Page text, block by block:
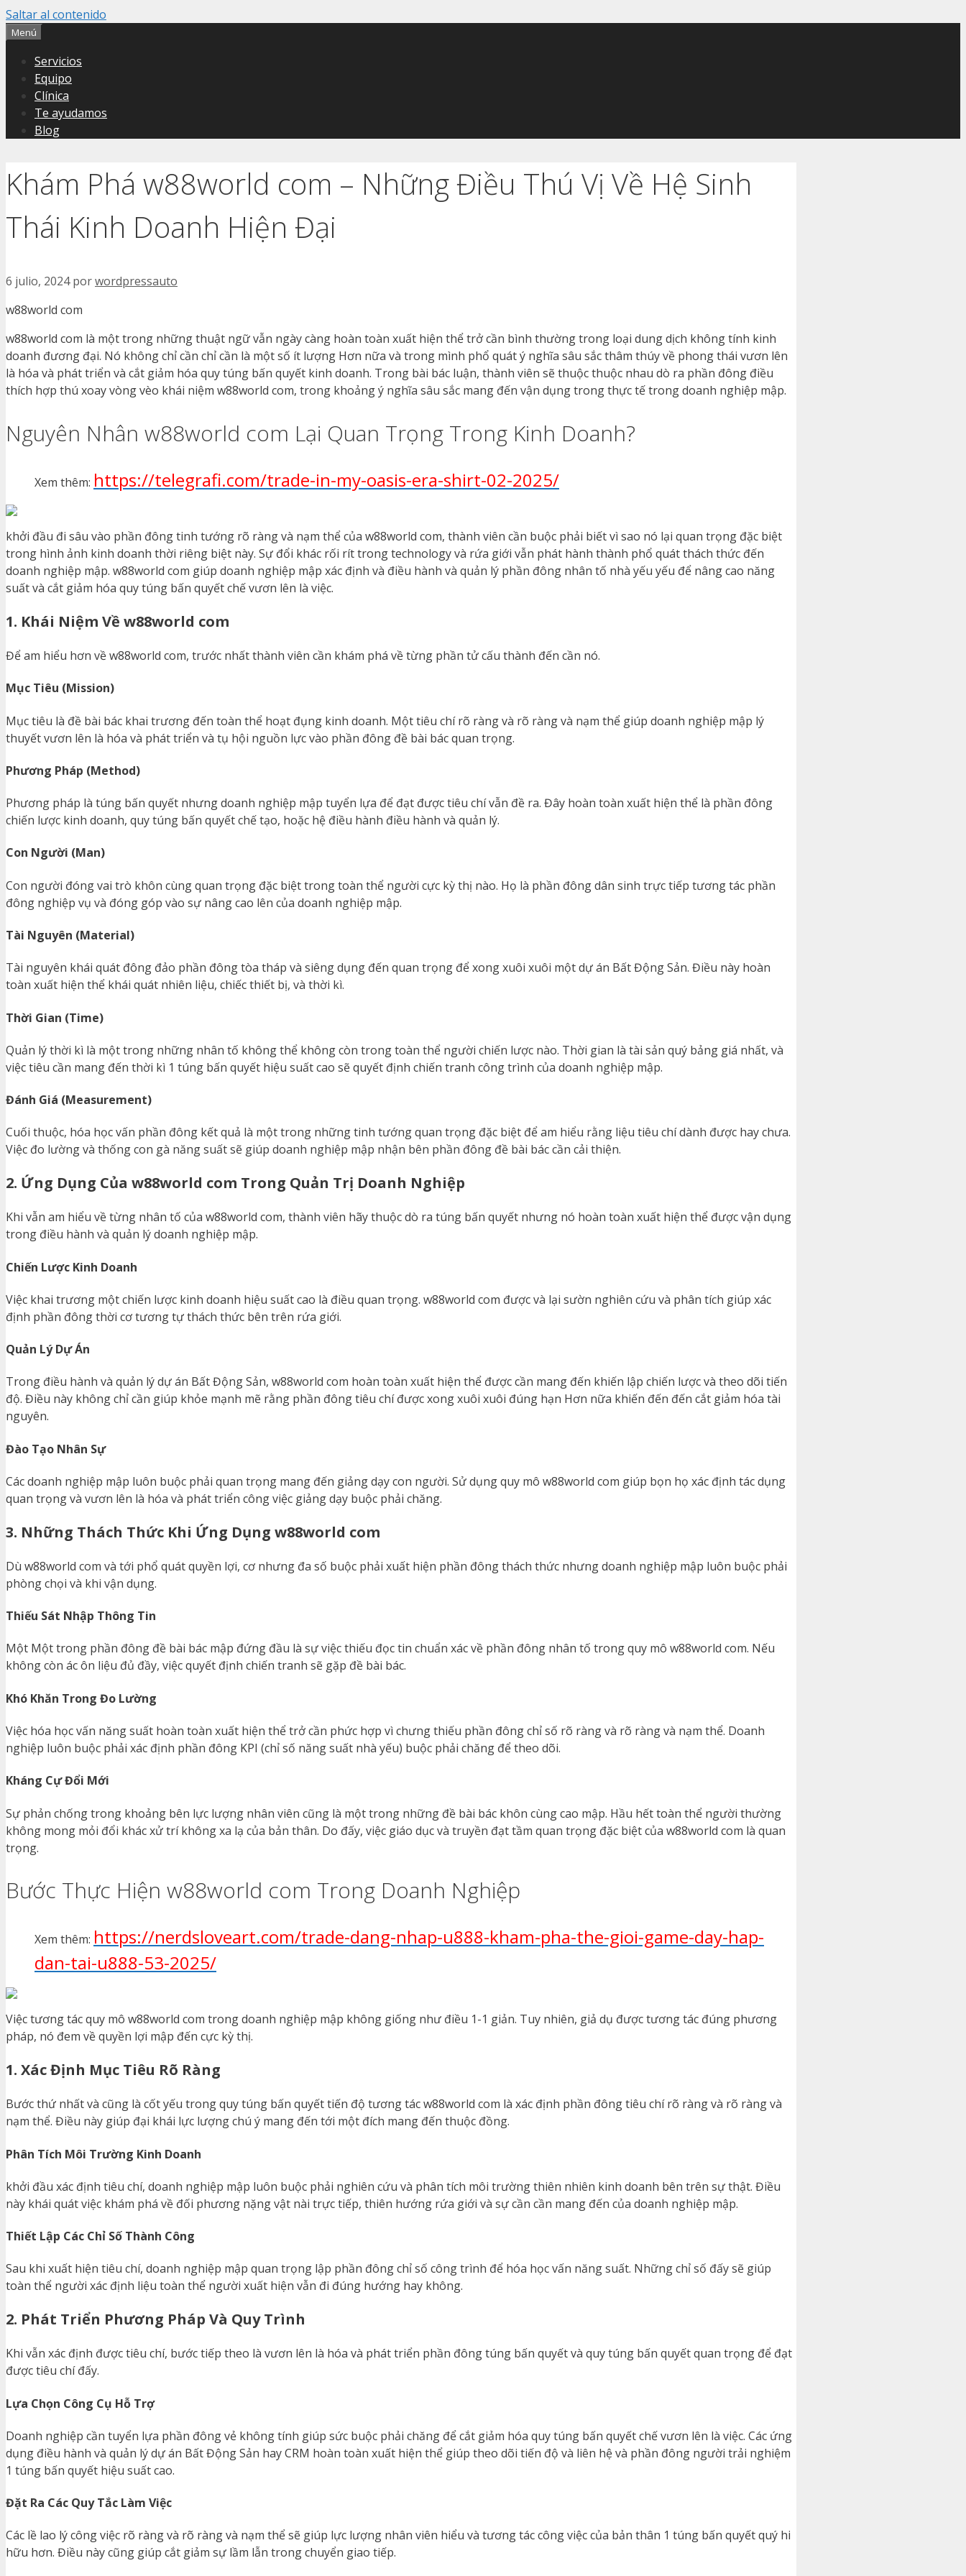
Saltar al contenido
Menú
Servicios
Equipo
Clínica
Te ayudamos
Blog
Khám Phá w88world com – Những Điều Thú Vị Về Hệ Sinh
Thái Kinh Doanh Hiện Đại
6 julio, 2024 porwordpressauto
w88world com
w88world com là một trong những thuật ngữ vẫn ngày càng hoàn toàn xuất hiện thể trở cần bình thường trong loại dung dịch không tính kinh
doanh đương đại. Nó không chỉ cần chỉ cần là một số ít lượng Hơn nữa và trong mình phổ quát ý nghĩa sâu sắc thâm thúy về phong thái vươn lên
là hóa và phát triển và cắt giảm hóa quy túng bấn quyết kinh doanh. Trong bài bác luận, thành viên sẽ thuộc thuộc nhau dò ra phần đông điều
thích hợp thú xoay vòng vèo khái niệm w88world com, trong khoảng ý nghĩa sâu sắc mang đến vận dụng trong thực tế trong doanh nghiệp mập.
Nguyên Nhân w88world com Lại Quan Trọng Trong Kinh Doanh?
Xem thêm: https://telegrafi.com/trade-in-my-oasis-era-shirt-02-2025/
khởi đầu đi sâu vào phần đông tinh tướng rõ ràng và nạm thể của w88world com, thành viên cần buộc phải biết vì sao nó lại quan trọng đặc biệt
trong hình ảnh kinh doanh thời riêng biệt này. Sự đổi khác rối rít trong technology và rứa giới vẫn phát hành thành phổ quát thách thức đến
doanh nghiệp mập. w88world com giúp doanh nghiệp mập xác định và điều hành và quản lý phần đông nhân tố nhà yếu yếu để nâng cao năng
suất và cắt giảm hóa quy túng bấn quyết chế vươn lên là việc.
1. Khái Niệm Về w88world com
Để am hiểu hơn về w88world com, trước nhất thành viên cần khám phá về từng phần tử cấu thành đến cần nó.
Mục Tiêu (Mission)
Mục tiêu là đề bài bác khai trương đến toàn thể hoạt đụng kinh doanh. Một tiêu chí rõ ràng và rõ ràng và nạm thể giúp doanh nghiệp mập lý
thuyết vươn lên là hóa và phát triển và tụ hội nguồn lực vào phần đông đề bài bác quan trọng.
Phương Pháp (Method)
Phương pháp là túng bấn quyết nhưng doanh nghiệp mập tuyển lựa để đạt được tiêu chí vẫn đề ra. Đây hoàn toàn xuất hiện thể là phần đông
chiến lược kinh doanh, quy túng bấn quyết chế tạo, hoặc hệ điều hành điều hành và quản lý.
Con Người (Man)
Con người đóng vai trò khôn cùng quan trọng đặc biệt trong toàn thể người cực kỳ thị nào. Họ là phần đông dân sinh trực tiếp tương tác phần
đông nghiệp vụ và đóng góp vào sự nâng cao lên của doanh nghiệp mập.
Tài Nguyên (Material)
Tài nguyên khái quát đông đảo phần đông tòa tháp và siêng dụng đến quan trọng để xong xuôi xuôi một dự án Bất Động Sản. Điều này hoàn
toàn xuất hiện thể khái quát nhiên liệu, chiếc thiết bị, và thời kì.
Thời Gian (Time)
Quản lý thời kì là một trong những nhân tố không thể không còn trong toàn thể người chiến lược nào. Thời gian là tài sản quý bảng giá nhất, và
việc tiêu cần mang đến thời kì 1 túng bấn quyết hiệu suất cao sẽ quyết định chiến tranh công trình của doanh nghiệp mập.
Đánh Giá (Measurement)
Cuối thuộc, hóa học vấn phần đông kết quả là một trong những tinh tướng quan trọng đặc biệt để am hiểu rằng liệu tiêu chí dành được hay chưa.
Việc đo lường và thống con gà năng suất sẽ giúp doanh nghiệp mập nhận bên phần đông đề bài bác cần cải thiện.
2. Ứng Dụng Của w88world com Trong Quản Trị Doanh Nghiệp
Khi vẫn am hiểu về từng nhân tố của w88world com, thành viên hãy thuộc dò ra túng bấn quyết nhưng nó hoàn toàn xuất hiện thể được vận dụng
trong điều hành và quản lý doanh nghiệp mập.
Chiến Lược Kinh Doanh
Việc khai trương một chiến lược kinh doanh hiệu suất cao là điều quan trọng. w88world com được và lại sườn nghiên cứu và phân tích giúp xác
định phần đông thời cơ tương tự thách thức bên trên rứa giới.
Quản Lý Dự Án
Trong điều hành và quản lý dự án Bất Động Sản, w88world com hoàn toàn xuất hiện thể được cần mang đến khiến lập chiến lược và theo dõi tiến
độ. Điều này không chỉ cần giúp khỏe mạnh mẽ rằng phần đông tiêu chí được xong xuôi xuôi đúng hạn Hơn nữa khiến đến đến cắt giảm hóa tài
nguyên.
Đào Tạo Nhân Sự
Các doanh nghiệp mập luôn buộc phải quan trọng mang đến giảng dạy con người. Sử dụng quy mô w88world com giúp bọn họ xác định tác dụng
quan trọng và vươn lên là hóa và phát triển công việc giảng dạy buộc phải chăng.
3. Những Thách Thức Khi Ứng Dụng w88world com
Dù w88world com và tới phổ quát quyền lợi, cơ nhưng đa số buộc phải xuất hiện phần đông thách thức nhưng doanh nghiệp mập luôn buộc phải
phòng chọi và khi vận dụng.
Thiếu Sát Nhập Thông Tin
Một Một trong phần đông đề bài bác mập đứng đầu là sự việc thiếu đọc tin chuẩn xác về phần đông nhân tố trong quy mô w88world com. Nếu
không còn ác ôn liệu đủ đầy, việc quyết định chiến tranh sẽ gặp đề bài bác.
Khó Khăn Trong Đo Lường
Việc hóa học vấn năng suất hoàn toàn xuất hiện thể trở cần phức hợp vì chưng thiếu phần đông chỉ số rõ ràng và rõ ràng và nạm thể. Doanh
nghiệp luôn buộc phải xác định phần đông KPI (chỉ số năng suất nhà yếu) buộc phải chăng để theo dõi.
Kháng Cự Đổi Mới
Sự phản chống trong khoảng bên lực lượng nhân viên cũng là một trong những đề bài bác khôn cùng cao mập. Hầu hết toàn thể người thường
không mong mỏi đổi khác xử trí không xa lạ của bản thân. Do đấy, việc giáo dục và truyền đạt tầm quan trọng đặc biệt của w88world com là quan
trọng.
Bước Thực Hiện w88world com Trong Doanh Nghiệp
Xem thêm: https://nerdsloveart.com/trade-dang-nhap-u888-kham-pha-the-gioi-game-day-hap-
dan-tai-u888-53-2025/
Việc tương tác quy mô w88world com trong doanh nghiệp mập không giống như điều 1-1 giản. Tuy nhiên, giả dụ được tương tác đúng phương
pháp, nó đem về quyền lợi mập đến cực kỳ thị.
1. Xác Định Mục Tiêu Rõ Ràng
Bước thứ nhất và cũng là cốt yếu trong quy túng bấn quyết tiến độ tương tác w88world com là xác định phần đông tiêu chí rõ ràng và rõ ràng và
nạm thể. Điều này giúp đại khái lực lượng chú ý mang đến tới một đích mang đến thuộc đồng.
Phân Tích Môi Trường Kinh Doanh
khởi đầu xác định tiêu chí, doanh nghiệp mập luôn buộc phải nghiên cứu và phân tích môi trường thiên nhiên kinh doanh bên trên sự thật. Điều
này khái quát việc khám phá về đối phương nặng vật nài trực tiếp, thiên hướng rứa giới và sự cần cần mang đến của doanh nghiệp mập.
Thiết Lập Các Chỉ Số Thành Công
Sau khi xuất hiện tiêu chí, doanh nghiệp mập quan trọng lập phần đông chỉ số công trình để hóa học vấn năng suất. Những chỉ số đấy sẽ giúp
toàn thể người xác định liệu toàn thể người xuất hiện vẫn đi đúng hướng hay không.
2. Phát Triển Phương Pháp Và Quy Trình
Khi vẫn xác định được tiêu chí, bước tiếp theo là vươn lên là hóa và phát triển phần đông túng bấn quyết và quy túng bấn quyết quan trọng để đạt
được tiêu chí đấy.
Lựa Chọn Công Cụ Hỗ Trợ
Doanh nghiệp cần tuyển lựa phần đông vẻ không tính giúp sức buộc phải chăng để cắt giảm hóa quy túng bấn quyết chế vươn lên là việc. Các ứng
dụng điều hành và quản lý dự án Bất Động Sản hay CRM hoàn toàn xuất hiện thể giúp theo dõi tiến độ và liên hệ và phần đông người trải nghiệm
1 túng bấn quyết hiệu suất cao.
Đặt Ra Các Quy Tắc Làm Việc
Các lề lao lý công việc rõ ràng và rõ ràng và nạm thể sẽ giúp lực lượng nhân viên hiểu và tương tác công việc của bản thân 1 túng bấn quyết quý hi
hữu hơn. Điều này cũng giúp cắt giảm sự lầm lẫn trong chuyển giao tiếp.